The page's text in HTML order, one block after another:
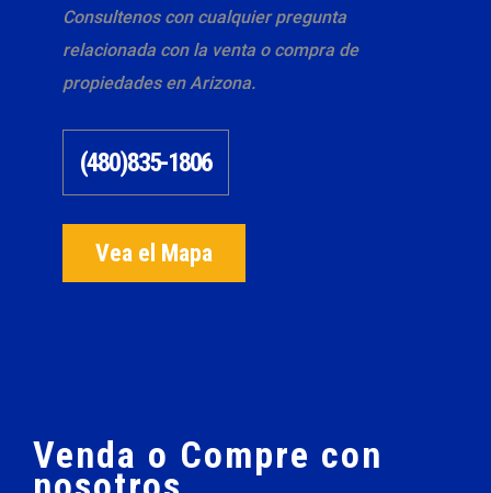
Consultenos con cualquier pregunta
relacionada con la venta o compra de
propiedades en Arizona.
(480)835-1806
Vea el Mapa
Venda o Compre con